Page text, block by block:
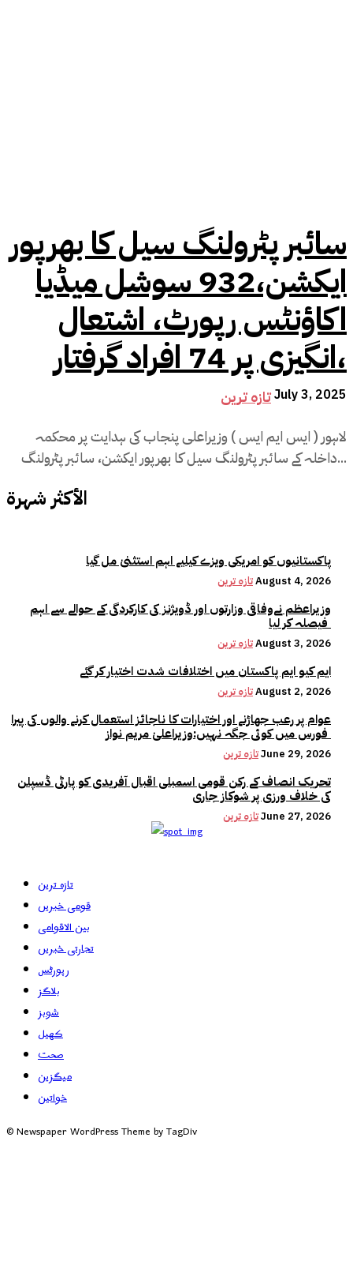
سائبر پٹرولنگ سیل کا بھرپور
ایکشن،932 سوشل میڈیا
اکاؤنٹس رپورٹ، اشتعال
انگیزی پر 74 افراد گرفتار،
تازہ ترینJuly 3, 2025
لاہور ( ایس ایم ایس ) وزیراعلی پنجاب کی ہدایت پر محکمہ
داخلہ کے سائبر پٹرولنگ سیل کا بھرپور ایکشن، سائبر پٹرولنگ...
الأكثر شهرة
پاکستانیوں کو امریکی ویزے کیلیے اہم استثنیٰ مل گیا
تازہ ترینAugust 4, 2026
وزیراعظم نےوفاقی وزارتوں اور ڈویژنز کی کارکردگی کے حوالے سے اہم
تازہ ترینAugust 3, 2026
ایم کیو ایم پاکستان میں اختلافات شدت اختیار کر گئے
تازہ ترینAugust 2, 2026
عوام پر رعب جھاڑنے اور اختیارات کا ناجائز استعمال کرنے والوں کی پیرا
تازہ ترینJune 29, 2026
تحریک انصاف کے رکن قومی اسمبلی اقبال آفریدی کو پارٹی ڈسپلن
کی خلاف ورزی پر شوکاز جاری
تازہ ترینJune 27, 2026
تازہ ترین
قومی خبریں
بین الاقوامی
تجارتی خبریں
رپورٹس
بلاگز
شوبز
کھیل
صحت
میگزین
خواتین
© Newspaper WordPress Theme by TagDiv